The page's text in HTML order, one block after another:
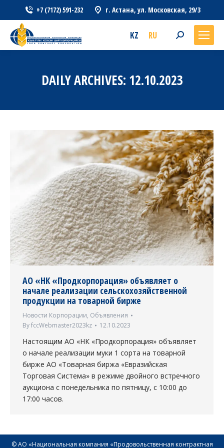
+7 (7172) 591-232 г. Астана, ул. Московская, 29/3
KZ RU Search:
DAILY ARCHIVES: 12.10.2023
АО «НК «Продкорпорация» объявляет о
начале реализации сельскохозяйственной
продукции на товарной бирже
Новости Корпорации, Объявления
ByfccWebmaster2023kz 12.10.2023
Настоящим АО «НК «Продкорпорация» объявляет
о начале реализации муки 1 сорта на товарной
бирже АО «Товарная биржа «Евразийская
Торговая Система» в режиме двойного встречного
аукциона с понедельника по пятницу, с 10:00 до
17:00 часов.
© АО «Национальная компания «Продовольственная контрактная